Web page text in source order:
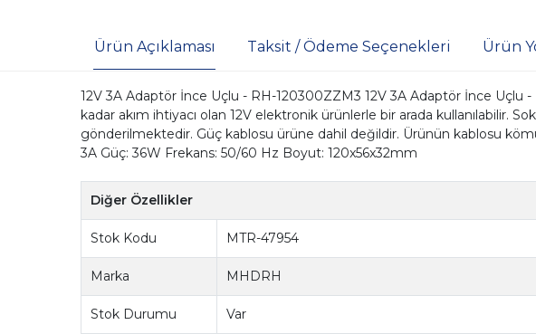
Ürün Açıklaması Taksit / Ödeme Seçenekleri Ürün
12V 3A Adaptör İnce Uçlu - RH-120300ZZM3 12V 3A Adaptör İnce
kadar akım ihtiyacı olan 12V elektronik ürünlerle bir arada
gönderilmektedir. Güç kablosu ürüne dahil değildir. Ürünün kablosu
3A Güç: 36W Frekans: 50/60 Hz Boyut: 120x56x32mm
Diğer Özellikler
Stok Kodu MTR-47954
Marka MHDRH
Stok Durumu Var